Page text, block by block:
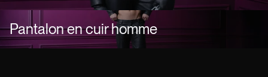
Pantalon en cuir homme